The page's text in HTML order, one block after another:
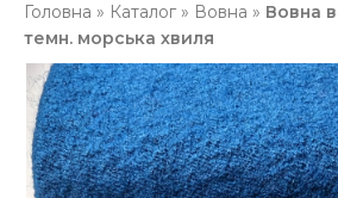
Головна » Каталог » Вовна » Вовна
темн. морська хвиля